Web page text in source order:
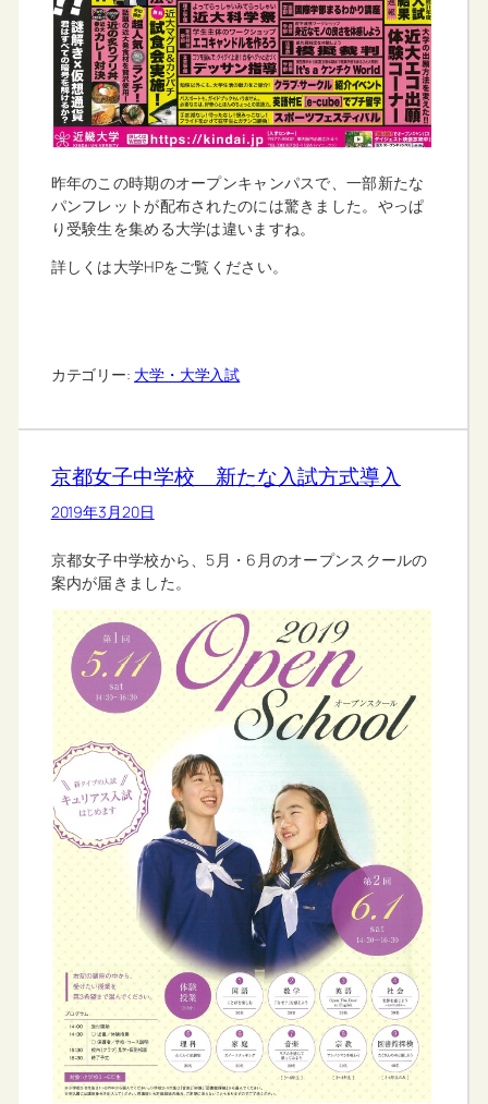
昨年のこの時期のオープンキャンパスで、一部新たな
パンフレットが配布されたのには驚きました。やっぱ
り受験生を集める大学は違いますね。
詳しくは大学HPをご覧ください。
カテゴリー: 大学・大学入試
京都女子中学校 新たな入試方式導入
2019年3月20日
京都女子中学校から、5月・6月のオープンスクールの
案内が届きました。